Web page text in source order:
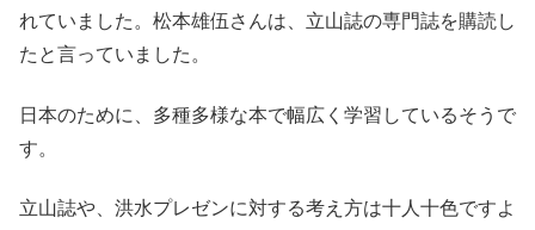
れていました。松本雄伍さんは、立山誌の専門誌を購読し
たと言っていました。
日本のために、多種多様な本で幅広く学習しているそうで
す。
立山誌や、洪水プレゼンに対する考え方は十人十色ですよ